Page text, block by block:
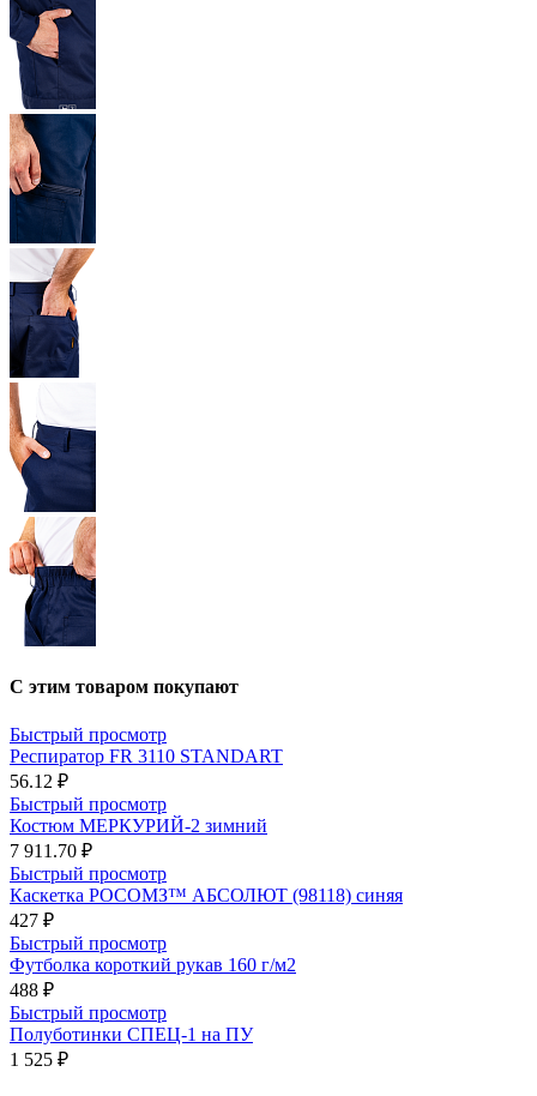
С этим товаром покупают
Быстрый просмотр
Респиратор FR 3110 STANDART
56.12 ₽
Быстрый просмотр
Костюм МЕРКУРИЙ-2 зимний
7 911.70 ₽
Быстрый просмотр
Каскетка РОСОМЗ™ АБСОЛЮТ (98118) синяя
427 ₽
Быстрый просмотр
Футболка короткий рукав 160 г/м2
488 ₽
Быстрый просмотр
Полуботинки СПЕЦ-1 на ПУ
1 525 ₽